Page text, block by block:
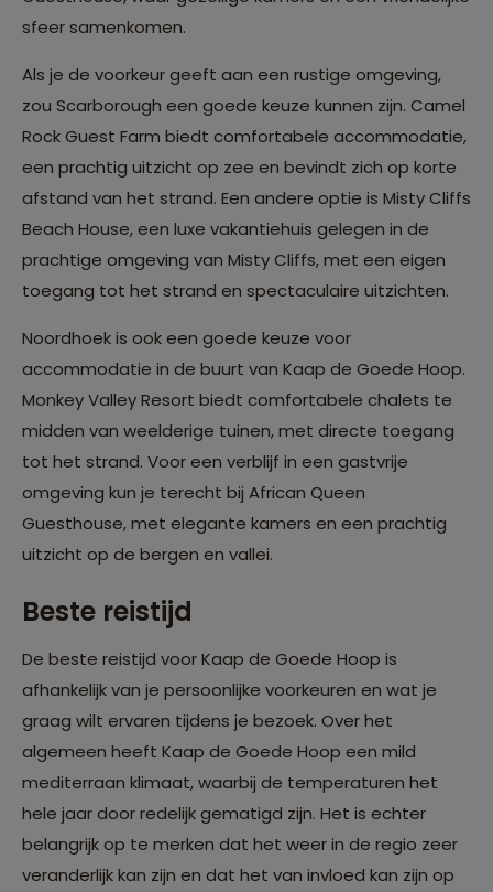
sfeer samenkomen.
Als je de voorkeur geeft aan een rustige omgeving,
zou Scarborough een goede keuze kunnen zijn. Camel
Rock Guest Farm biedt comfortabele accommodatie,
een prachtig uitzicht op zee en bevindt zich op korte
afstand van het strand. Een andere optie is Misty Cliffs
Beach House, een luxe vakantiehuis gelegen in de
prachtige omgeving van Misty Cliffs, met een eigen
toegang tot het strand en spectaculaire uitzichten.
Noordhoek is ook een goede keuze voor
accommodatie in de buurt van Kaap de Goede Hoop.
Monkey Valley Resort biedt comfortabele chalets te
midden van weelderige tuinen, met directe toegang
tot het strand. Voor een verblijf in een gastvrije
omgeving kun je terecht bij African Queen
Guesthouse, met elegante kamers en een prachtig
uitzicht op de bergen en vallei.
Beste reistijd
De beste reistijd voor Kaap de Goede Hoop is
afhankelijk van je persoonlijke voorkeuren en wat je
graag wilt ervaren tijdens je bezoek. Over het
algemeen heeft Kaap de Goede Hoop een mild
mediterraan klimaat, waarbij de temperaturen het
hele jaar door redelijk gematigd zijn. Het is echter
belangrijk op te merken dat het weer in de regio zeer
veranderlijk kan zijn en dat het van invloed kan zijn op